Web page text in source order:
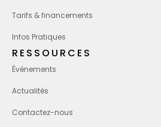
Tarifs & financements
Infos Pratiques
RESSOURCES
Évènements
Actualités
Contactez-nous